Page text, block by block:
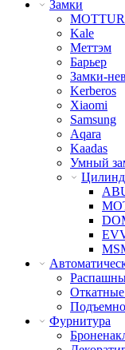
Замки
Kale
Меттэм
Барьер
Замки-
Kerberos
Xiaomi
Samsung
Aqara
Kaadas
Умный
Откатные
Фурнитура